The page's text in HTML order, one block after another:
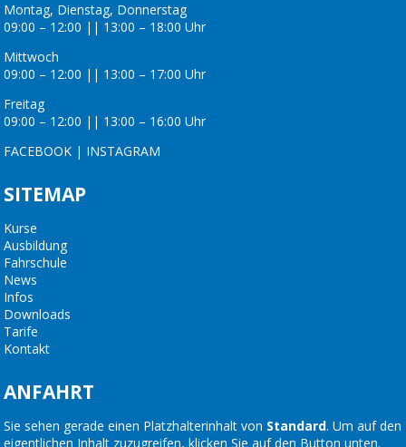
Montag, Dienstag, Donnerstag
09:00 – 12:00 || 13:00 – 18:00 Uhr
Mittwoch
09:00 – 12:00 || 13:00 – 17:00 Uhr
Freitag
09:00 – 12:00 || 13:00 – 16:00 Uhr
FACEBOOK | INSTAGRAM
SITEMAP
Kurse
Ausbildung
Fahrschule
News
Infos
Downloads
Tarife
Kontakt
ANFAHRT
Sie sehen gerade einen Platzhalterinhalt von Standard. Um auf den
eigentlichen Inhalt zuzugreifen, klicken Sie auf den Button unten.